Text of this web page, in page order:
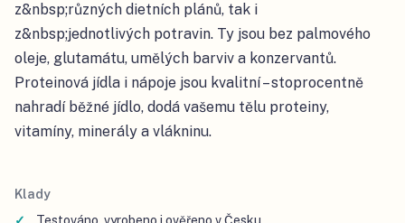
z&nbsp;různých dietních plánů, tak i
z&nbsp;jednotlivých potravin. Ty jsou bez palmového
oleje, glutamátu, umělých barviv a konzervantů.
Proteinová jídla i nápoje jsou kvalitní – stoprocentně
nahradí běžné jídlo, dodá vašemu tělu proteiny,
vitamíny, minerály a vlákninu.
Klady